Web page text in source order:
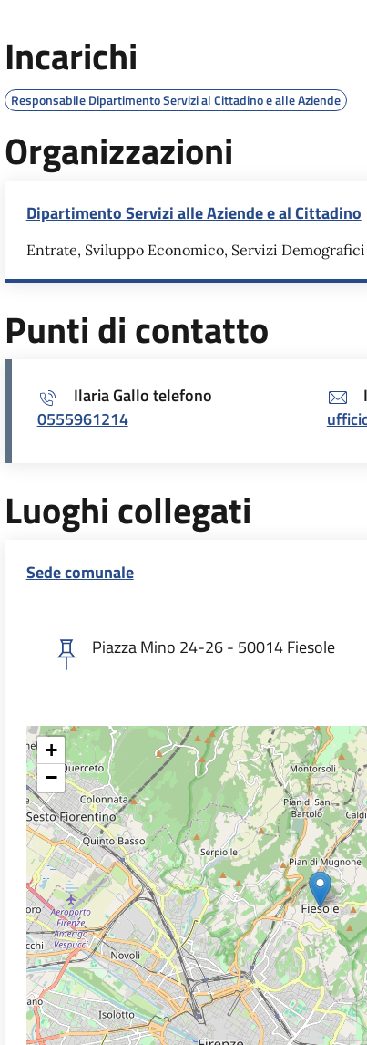
Incarichi
Responsabile Dipartimento Servizi al Cittadino e alle Aziende
Organizzazioni
Dipartimento Servizi alle Aziende e al Cittadino
Entrate, Sviluppo Economico, Servizi Demografici
Punti di contatto
Ilaria Gallo telefono
0555961214
Luoghi collegati
Sede comunale
Piazza Mino 24-26 - 50014 Fiesole
+
−